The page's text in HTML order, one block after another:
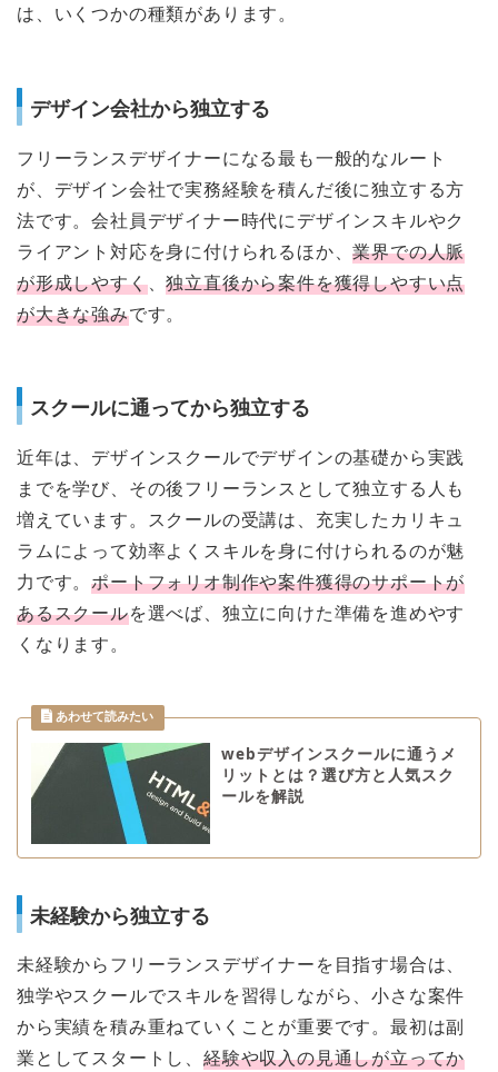
は、いくつかの種類があります。
デザイン会社から独立する
フリーランスデザイナーになる最も一般的なルート
が、デザイン会社で実務経験を積んだ後に独立する方
法です。会社員デザイナー時代にデザインスキルやク
ライアント対応を身に付けられるほか、業界での人脈
が形成しやすく、独立直後から案件を獲得しやすい点
が大きな強みです。
スクールに通ってから独立する
近年は、デザインスクールでデザインの基礎から実践
までを学び、その後フリーランスとして独立する人も
増えています。スクールの受講は、充実したカリキュ
ラムによって効率よくスキルを身に付けられるのが魅
力です。ポートフォリオ制作や案件獲得のサポートが
あるスクールを選べば、独立に向けた準備を進めやす
くなります。
webデザインスクールに通うメ
リットとは？選び方と人気スク
ールを解説
未経験から独立する
未経験からフリーランスデザイナーを目指す場合は、
独学やスクールでスキルを習得しながら、小さな案件
から実績を積み重ねていくことが重要です。最初は副
業としてスタートし、経験や収入の見通しが立ってか